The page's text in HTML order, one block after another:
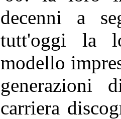
decenni a
tutt'oggi la
modello
generazioni
carriera